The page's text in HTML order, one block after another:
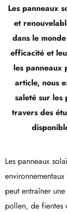
Les panneaux
et
dans le
efficacité et
les panneaux
article, nous
saleté sur les
travers des
Les panneaux
peut entraîner
pollen, de fientes